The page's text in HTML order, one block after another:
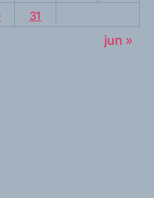
31
jun »